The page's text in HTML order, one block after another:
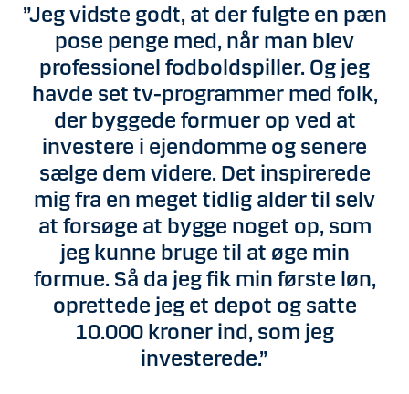
”Jeg vidste godt, at der fulgte en pæn
pose penge med, når man blev
professionel fodboldspiller. Og jeg
havde set tv-programmer med folk,
der byggede formuer op ved at
investere i ejendomme og senere
sælge dem videre. Det inspirerede
mig fra en meget tidlig alder til selv
at forsøge at bygge noget op, som
jeg kunne bruge til at øge min
formue. Så da jeg fik min første løn,
oprettede jeg et depot og satte
10.000 kroner ind, som jeg
investerede.”